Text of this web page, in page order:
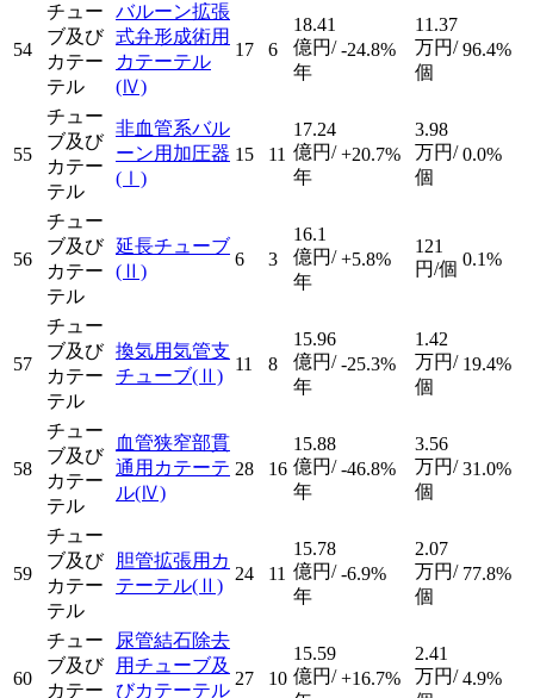
54
チュー
ブ及び
カテー
テル
バルーン拡張
式弁形成術用
カテーテル
(Ⅳ)
17 6
18.41
億円/
年
-24.8%
11.37
万円/
個
96.4%
55
チュー
ブ及び
カテー
テル
非血管系バル
ーン用加圧器
(Ⅰ)
15 11
17.24
億円/
年
+20.7%
3.98
万円/
個
0.0%
56
チュー
ブ及び
カテー
テル
延長チューブ
(Ⅱ)
6 3
16.1
億円/
年
+5.8%
121
円/個 0.1%
57
チュー
ブ及び
カテー
テル
換気用気管支
チューブ(Ⅱ)
11 8
15.96
億円/
年
-25.3%
1.42
万円/
個
19.4%
58
チュー
ブ及び
カテー
テル
血管狭窄部貫
通用カテーテ
ル(Ⅳ)
28 16
15.88
億円/
年
-46.8%
3.56
万円/
個
31.0%
59
チュー
ブ及び
カテー
テル
胆管拡張用カ
テーテル(Ⅱ)
24 11
15.78
億円/
年
-6.9%
2.07
万円/
個
77.8%
60
チュー
ブ及び
カテー
尿管結石除去
用チューブ及
びカテーテル
27 10
15.59
億円/ +16.7%
2.41
万円/ 4.9%